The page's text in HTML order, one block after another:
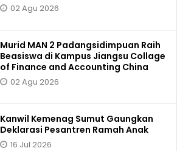
02 Agu 2026
Murid MAN 2 Padangsidimpuan Raih
Beasiswa di Kampus Jiangsu Collage
of Finance and Accounting China
02 Agu 2026
Kanwil Kemenag Sumut Gaungkan
Deklarasi Pesantren Ramah Anak
16 Jul 2026